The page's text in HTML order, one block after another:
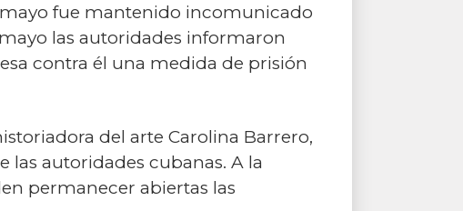
mayo fue mantenido incomunicado
las autoridades informaron
contra él una medida de prisión
del arte Carolina Barrero,
autoridades cubanas. A la
permanecer abiertas las